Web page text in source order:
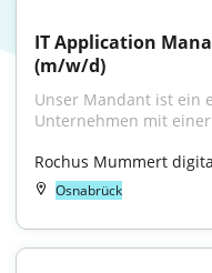
IT Application
(m/w/d)
Unser Mandant ist ein
Unternehmen mit
Rochus Mummert
Osnabrück